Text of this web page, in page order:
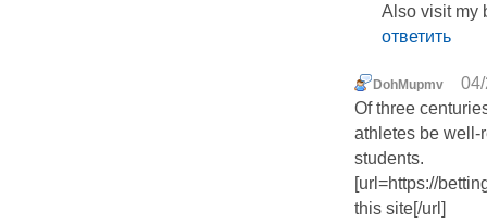
Also visit my
ответить
DohMupmv
Of three
athletes be well-
students.
[url=https://
this site[/url]